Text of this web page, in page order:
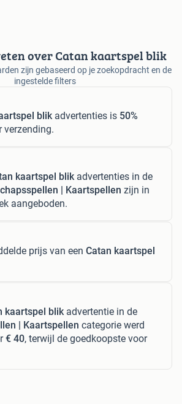
over Catan kaartspel blik
zijn gebaseerd op je zoekopdracht en de
ingestelde filters
blikadvertenties is 50%
verzending.
kaartspel blikadvertenties in de
| Kaartspellen zijn in
aangeboden.
prijs van een Catan kaartspel
kaartspel blikadvertentie in de
| Kaartspellen categorie werd
€ 40, terwijl de goedkoopste voor